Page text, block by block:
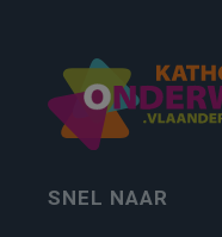
SNEL NAAR